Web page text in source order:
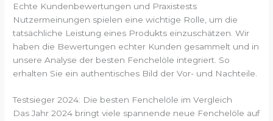
Echte Kundenbewertungen und Praxistests
Nutzermeinungen spielen eine wichtige Rolle, um die
tatsächliche Leistung eines Produkts einzuschätzen. Wir
haben die Bewertungen echter Kunden gesammelt und in
unsere Analyse der besten Fenchelöle integriert. So
erhalten Sie ein authentisches Bild der Vor- und Nachteile.
Testsieger 2024: Die besten Fenchelöle im Vergleich
Das Jahr 2024 bringt viele spannende neue Fenchelöle auf